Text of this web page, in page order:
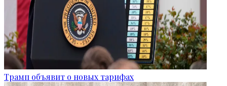
Трамп объявит о новых тарифах